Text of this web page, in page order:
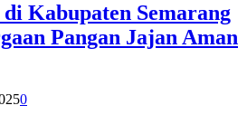
Kabupaten Semarang
Pangan Jajan Aman
0